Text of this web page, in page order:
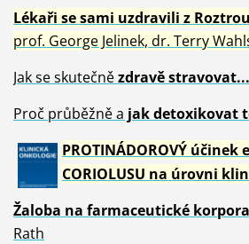
Lékaři se sami uzdravili z
prof. George Jelinek, dr. Terry
Jak se skutečnězdravěstravovat...
Proč průběžně a jak detoxikovat
PROTINÁDOROVÝ účinek
CORIOLUSU na úrovni
Žaloba na farmaceutické
Rath